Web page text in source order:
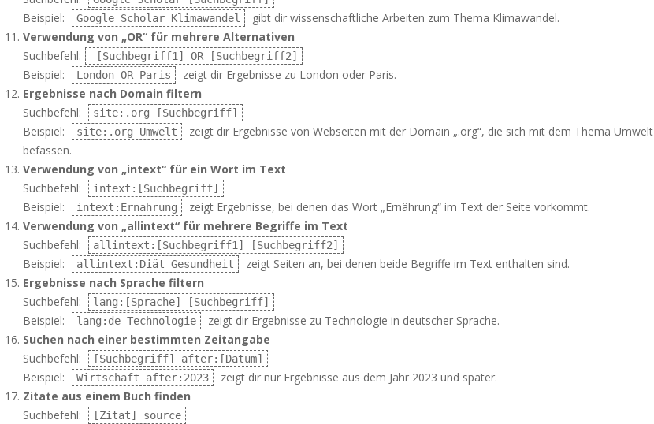
Beispiel: Google Scholar Klimawandel
gibt dir wissenschaftliche Arbeiten zum Thema Klimawandel.
Verwendung von „OR“ für mehrere Alternativen
Suchbefehl:
[Suchbegriff1] OR [Suchbegriff2]
Beispiel: London OR Paris
zeigt dir Ergebnisse zu London oder Paris.
Ergebnisse nach Domain filtern
Suchbefehl:
site:.org [Suchbegriff]
Beispiel: site:.org Umwelt
zeigt dir Ergebnisse von Webseiten mit der Domain „.org“, die sich mit dem Thema Umwelt
befassen.
Verwendung von „intext“ für ein Wort im Text
Suchbefehl:
intext:[Suchbegriff]
Beispiel: intext:Ernährung
zeigt Ergebnisse, bei denen das Wort „Ernährung“ im Text der Seite vorkommt.
Verwendung von „allintext“ für mehrere Begriffe im Text
Suchbefehl:
allintext:[Suchbegriff1] [Suchbegriff2]
Beispiel: allintext:Diät Gesundheit
zeigt Seiten an, bei denen beide Begriffe im Text enthalten sind.
Ergebnisse nach Sprache filtern
Suchbefehl:
lang:[Sprache] [Suchbegriff]
Beispiel: lang:de Technologie
zeigt dir Ergebnisse zu Technologie in deutscher Sprache.
Suchen nach einer bestimmten Zeitangabe
Suchbefehl:
[Suchbegriff] after:[Datum]
Beispiel: Wirtschaft after:2023
zeigt dir nur Ergebnisse aus dem Jahr 2023 und später.
Zitate aus einem Buch finden
Suchbefehl:
[Zitat] source